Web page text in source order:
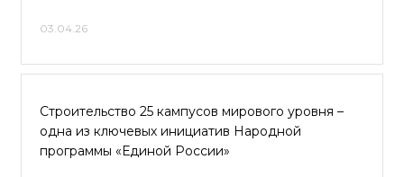
03.04.26
Строительство 25 кампусов мирового уровня –
одна из ключевых инициатив Народной
программы «Единой России»